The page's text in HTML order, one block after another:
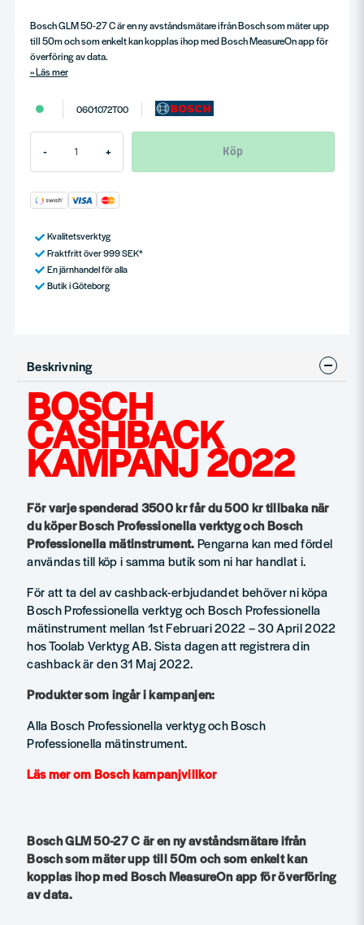
Bosch GLM 50-27 C är en ny avståndsmätare ifrån Bosch som mäter upp
till 50m och som enkelt kan kopplas ihop med Bosch MeasureOn app för
överföring av data.
Läs mer
0601072T00
- + Köp
Kvalitetsverktyg
Fraktfritt över 999 SEK*
En järnhandel för alla
Butik i Göteborg
Beskrivning
BOSCH
CASHBACK
KAMPANJ 2022
För varje spenderad 3500 kr får du 500 kr tillbaka när
du köper Bosch Professionella verktyg och Bosch
Professionella mätinstrument.Pengarna kan med fördel
användas till köp i samma butik som ni har handlat i.
För att ta del av cashback-erbjudandet behöver ni köpa
Bosch Professionella verktyg och Bosch Professionella
mätinstrument mellan 1st Februari 2022 – 30 April 2022
hos Toolab Verktyg AB. Sista dagen att registrera din
cashback är den 31 Maj 2022.
Produkter som ingår i kampanjen:
Alla Bosch Professionella verktyg och Bosch
Professionella mätinstrument.
Läs mer om Bosch kampanjvillkor
Bosch GLM 50-27 C är en ny avståndsmätare ifrån
Bosch som mäter upp till 50m och som enkelt kan
kopplas ihop med Bosch MeasureOn app för överföring
av data.